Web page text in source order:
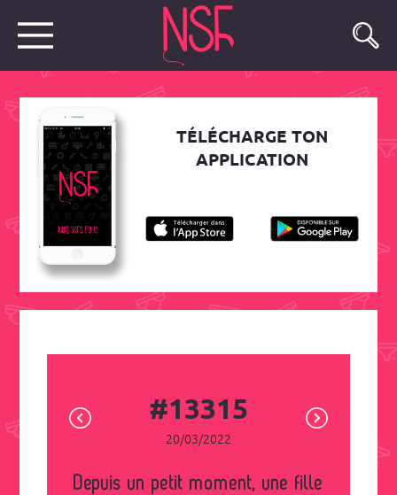
TÉLÉCHARGE TON
APPLICATION
#13315
20/03/2022
Depuis un petit moment, une fille